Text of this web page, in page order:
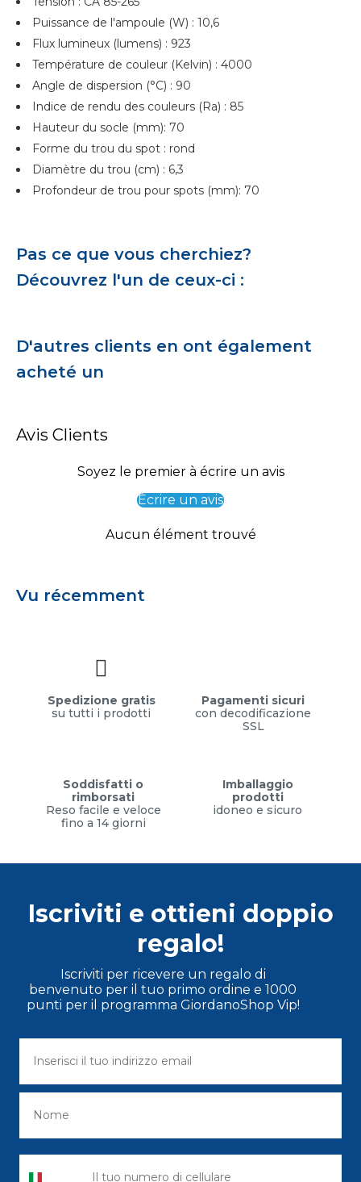
Puissance de l'ampoule (W) : 10,6
Flux lumineux (lumens) : 923
Température de couleur (Kelvin) : 4000
Angle de dispersion (°C) : 90
Indice de rendu des couleurs (Ra) : 85
Hauteur du socle (mm): 70
Forme du trou du spot : rond
Diamètre du trou (cm) : 6,3
Profondeur de trou pour spots (mm): 70
Pas ce que vous cherchiez?
Découvrez l'un de ceux-ci :
D'autres clients en ont également
acheté un
Avis Clients
Soyez le premier à écrire un avis
Écrire un avis
Aucun élément trouvé
Vu récemment
Spedizione gratis
su tutti i prodotti
Pagamenti sicuri
con decodificazione
SSL
Soddisfatti o
rimborsati
Reso facile e veloce
fino a 14 giorni
Imballaggio
prodotti
idoneo e sicuro
Iscriviti e ottieni doppio
regalo!
Iscriviti per ricevere un regalo di
benvenuto per il tuo primo ordine e 1000
punti per il programma GiordanoShop Vip!